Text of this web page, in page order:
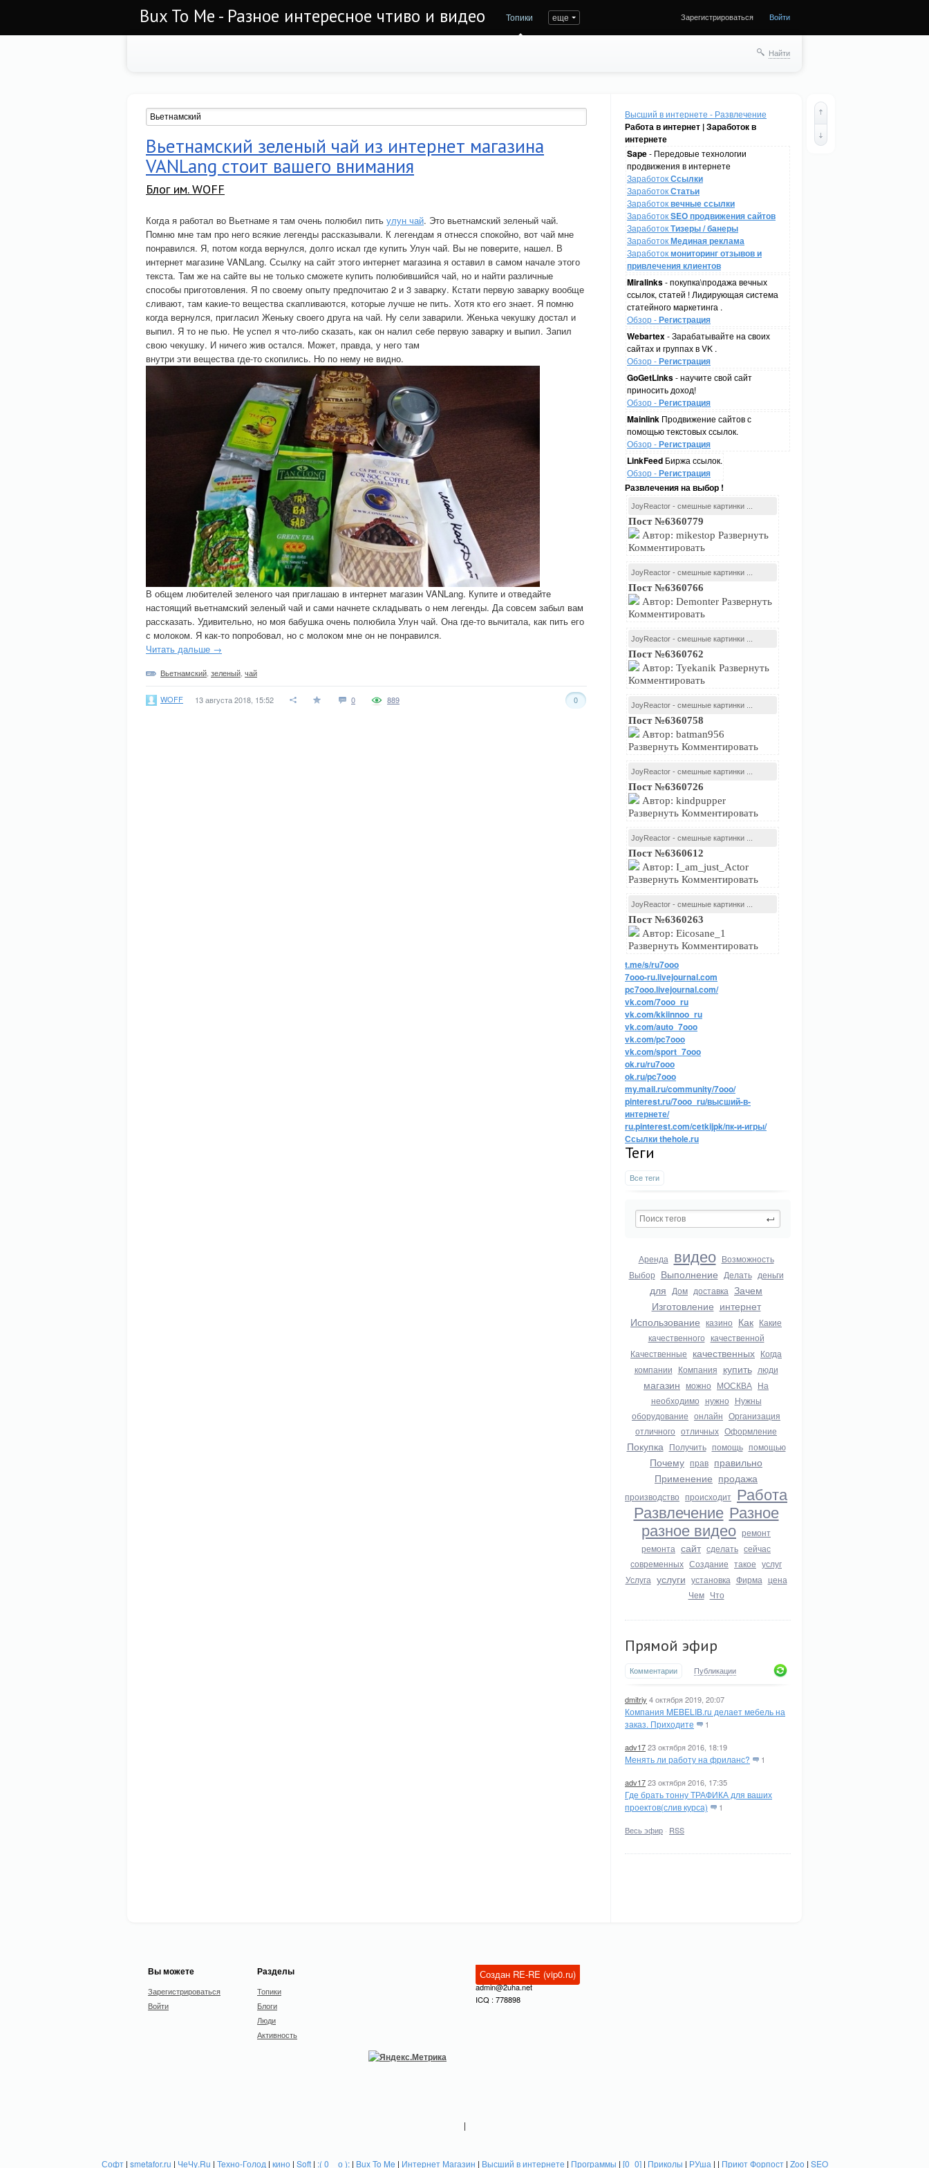
Bux To Me - Разное интересное чтиво и видео Топики еще Зарегистрироваться Войти
Найти
Высший в интернете - Развлечение
Работа в интернет | Заработок в
интернете
Sape- Передовые технологии
продвижения в интернете
ЗаработокСсылки
ЗаработокСтатьи
Заработоквечные ссылки
ЗаработокSEO продвижения сайтов
ЗаработокТизеры / банеры
ЗаработокМединая реклама
Заработокмониторинг отзывов и
привлечения клиентов
Miralinks- покупка\продажа вечных
ссылок, статей ! Лидирующая система
статейного маркетинга .
Обзор -Регистрация
Webartex- Зарабатывайте на своих
сайтах и группах в VK .
Обзор -Регистрация
GoGetLinks- научите свой сайт
приносить доход!
Обзор -Регистрация
Mainlink Продвижение сайтов с
помощью текстовых ссылок.
Обзор -Регистрация
LinkFeed Биржа ссылок.
Обзор -Регистрация
Развлечения на выбор !
JoyReactor - смешные картинки ...
Пост №6360779
Автор: mikestop Развернуть
Комментировать
JoyReactor - смешные картинки ...
Пост №6360766
Автор: Demonter Развернуть
Комментировать
JoyReactor - смешные картинки ...
Пост №6360762
Автор: Tyekanik Развернуть
Комментировать
JoyReactor - смешные картинки ...
Пост №6360758
Автор: batman956
Развернуть Комментировать
JoyReactor - смешные картинки ...
Пост №6360726
Автор: kindpupper
Развернуть Комментировать
JoyReactor - смешные картинки ...
Пост №6360612
Автор: I_am_just_Actor
Развернуть Комментировать
JoyReactor - смешные картинки ...
Пост №6360263
Автор: Eicosane_1
Развернуть Комментировать
t.me/s/ru7ooo
7ooo-ru.livejournal.com
pc7ooo.livejournal.com/
vk.com/7ooo_ru
vk.com/kkiinnoo_ru
vk.com/auto_7ooo
vk.com/pc7ooo
vk.com/sport_7ooo
ok.ru/ru7ooo
ok.ru/pc7ooo
my.mail.ru/community/7ooo/
pinterest.ru/7ooo_ru/высший-в-
интернете/
ru.pinterest.com/cetkijpk/пк-и-игры/
Ссылки thehole.ru
Теги
Все теги
Аренда видео Возможность
Выбор Выполнение Делать деньги
для Дом доставка Зачем
Изготовление интернет
Использование казино Как Какие
качественного качественной
Качественные качественных Когда
компании Компания купить люди
магазин можно МОСКВА На
необходимо нужно Нужны
оборудование онлайн Организация
отличного отличных Оформление
Покупка Получить помощь помощью
Почему прав правильно
Применение продажа
производство происходит Работа
Развлечение Разное
разное видео ремонт
ремонта сайт сделать сейчас
современных Создание такое услуг
Услуга услуги установка Фирма цена
Чем Что
Прямой эфир
Комментарии Публикации
dmitriy 4 октября 2019, 20:07
Компания MEBELIB.ru делает мебель на
заказ. Приходите
1
adv1723 октября 2016, 18:19
Менять ли работу на фриланс? 1
adv1723 октября 2016, 17:35
Где брать тонну ТРАФИКА для ваших
проектов(слив курса)
1
Весь эфир · RSS
Вьетнамский зеленый чай из интернет магазина
VANLang стоит вашего внимания
Блог им. WOFF
Когда я работал во Вьетнаме я там очень полюбил пить улун чай. Это вьетнамский зеленый чай.
Помню мне там про него всякие легенды рассказывали. К легендам я отнесся спокойно, вот чай мне
понравился. Я, потом когда вернулся, долго искал где купить Улун чай. Вы не поверите, нашел. В
интернет магазине VANLang. Ссылку на сайт этого интернет магазина я оставил в самом начале этого
текста. Там же на сайте вы не только сможете купить полюбившийся чай, но и найти различные
способы приготовления. Я по своему опыту предпочитаю 2 и 3 заварку. Кстати первую заварку вообще
сливают, там какие-то вещества скапливаются, которые лучше не пить. Хотя кто его знает. Я помню
когда вернулся, пригласил Женьку своего друга на чай. Ну сели заварили. Женька чекушку достал и
выпил. Я то не пью. Не успел я что-либо сказать, как он налил себе первую заварку и выпил. Запил
свою чекушку. И ничего жив остался. Может, правда, у него там
внутри эти вещества где-то скопились. Но по нему не видно.
В общем любителей зеленого чая приглашаю в интернет магазин VANLang. Купите и отведайте
настоящий вьетнамский зеленый чай и сами начнете складывать о нем легенды. Да совсем забыл вам
рассказать. Удивительно, но моя бабушка очень полюбила Улун чай. Она где-то вычитала, как пить его
с молоком. Я как-то попробовал, но с молоком мне он не понравился.
Читать дальше →
Вьетнамский зеленый чай
WOFF 13 августа 2018, 15:52 0 0
889
Вы можете
Зарегистрироваться
Войти
Разделы
Топики
Блоги
Люди
Активность
Создан RE-RE (vip0.ru)
admin@2uha.net
ICQ : 778898
|
Софт| smetafor.ru | ЧеЧу.Ru | Техно-Голод | кино| Soft| :( 0 _ о ):| Bux To Me | Интернет Магазин | Высший в интернете | Программы | [0_0]| Приколы | РУша | | Приют Форпост| Zoo | SEO